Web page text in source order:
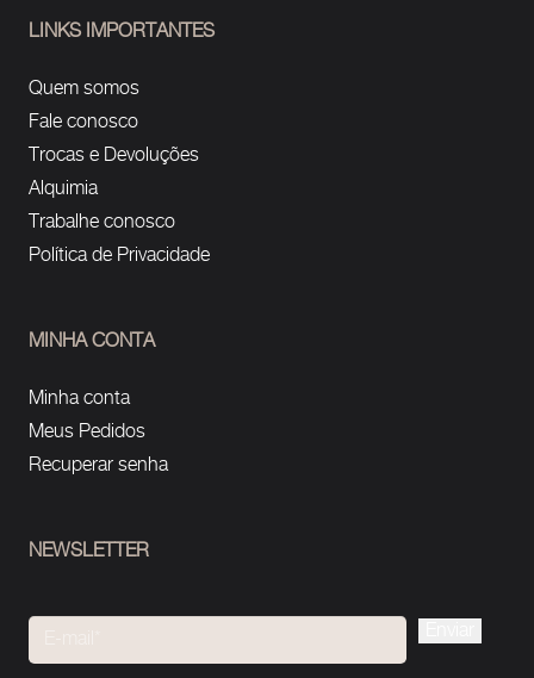
LINKS IMPORTANTES
Quem somos
Fale conosco
Trocas e Devoluções
Alquimia
Trabalhe conosco
Política de Privacidade
MINHA CONTA
Minha conta
Meus Pedidos
Recuperar senha
NEWSLETTER